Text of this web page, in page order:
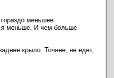
меньшее
меньше. И чем больше
крыло. Точнее, не едет,